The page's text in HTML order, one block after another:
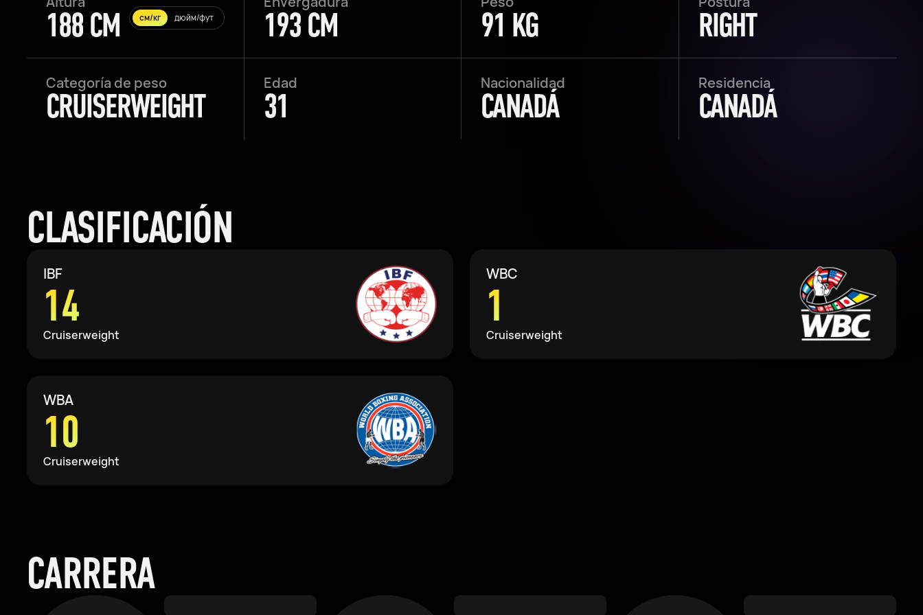
188 CM см/кг дюйм/фут 193 CM 91 KG RIGHT
Categoría de peso
CRUISERWEIGHT
Edad
31
Nacionalidad
CANADÁ
Residencia
CANADÁ
CLASIFICACIÓN
IBF
14
Cruiserweight
WBC
1
Cruiserweight
WBA
10
Cruiserweight
CARRERA